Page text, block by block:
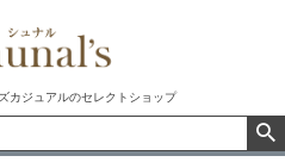
ジュアルのセレクトショップ